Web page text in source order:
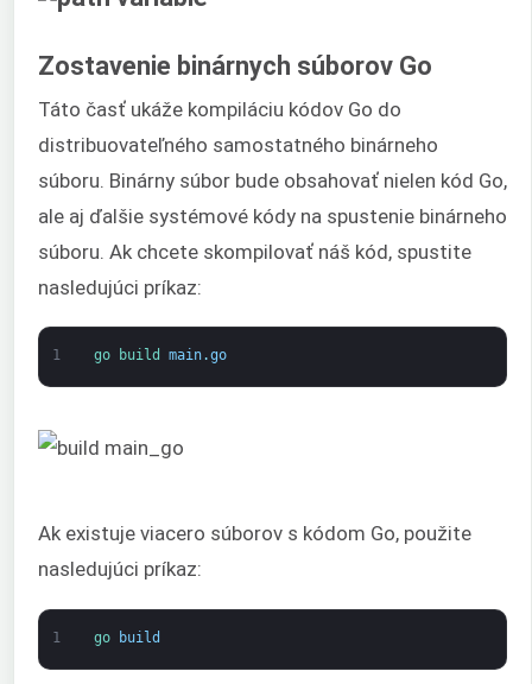
Zostavenie binárnych súborov Go
Táto časť ukáže kompiláciu kódov Go do
distribuovateľného samostatného binárneho
súboru. Binárny súbor bude obsahovať nielen kód Go,
ale aj ďalšie systémové kódy na spustenie binárneho
súboru. Ak chcete skompilovať náš kód, spustite
nasledujúci príkaz:
1 go build main.go
Ak existuje viacero súborov s kódom Go, použite
nasledujúci príkaz:
1 go build